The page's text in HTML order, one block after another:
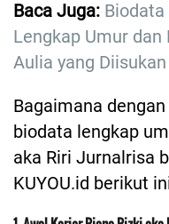
Baca Juga:
Lengkap Umur dan
Aulia yang
Bagaimana
biodata lengkap
aka Riri Jurnalrisa
KUYOU.id berikut